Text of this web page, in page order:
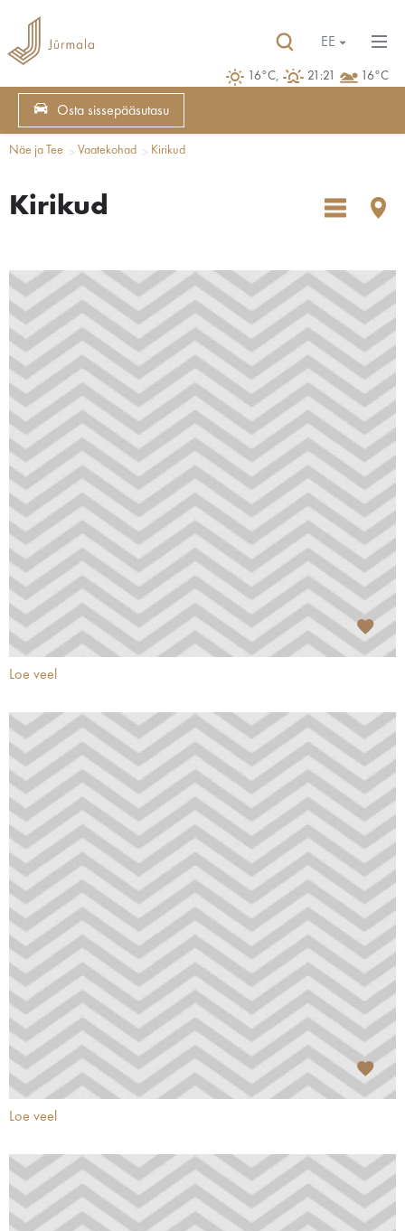
16°C, 21:21 16°C
EE
Osta sissepääsutasu
Näe ja Tee Vaatekohad Kirikud
Kirikud
Loe veel
Loe veel